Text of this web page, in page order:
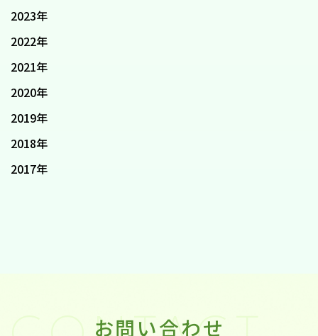
2023年
2022年
2021年
2020年
2019年
2018年
2017年
お問い合わせ